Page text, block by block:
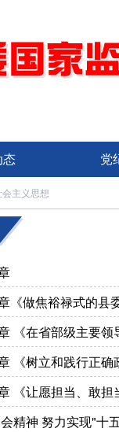
态 党
主义思想
《做焦裕禄式的县
《在省部级主要
《树立和践行正确
《让愿担当、敢
精神 努力实现"十